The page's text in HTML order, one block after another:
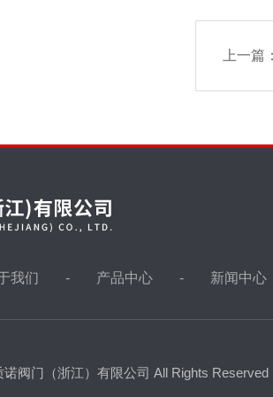
上一篇
我们 产品中心 新闻中心
诺阀门（浙江）有限公司 All Rights